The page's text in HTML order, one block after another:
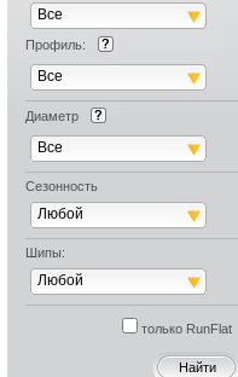
Все
Профиль:
Все
Диаметр
Все
Сезонность
Любой
Шипы:
Любой
только RunFlat